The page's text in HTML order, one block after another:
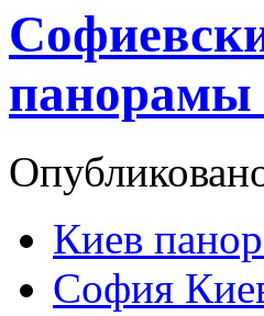
панорамы
Киев
София